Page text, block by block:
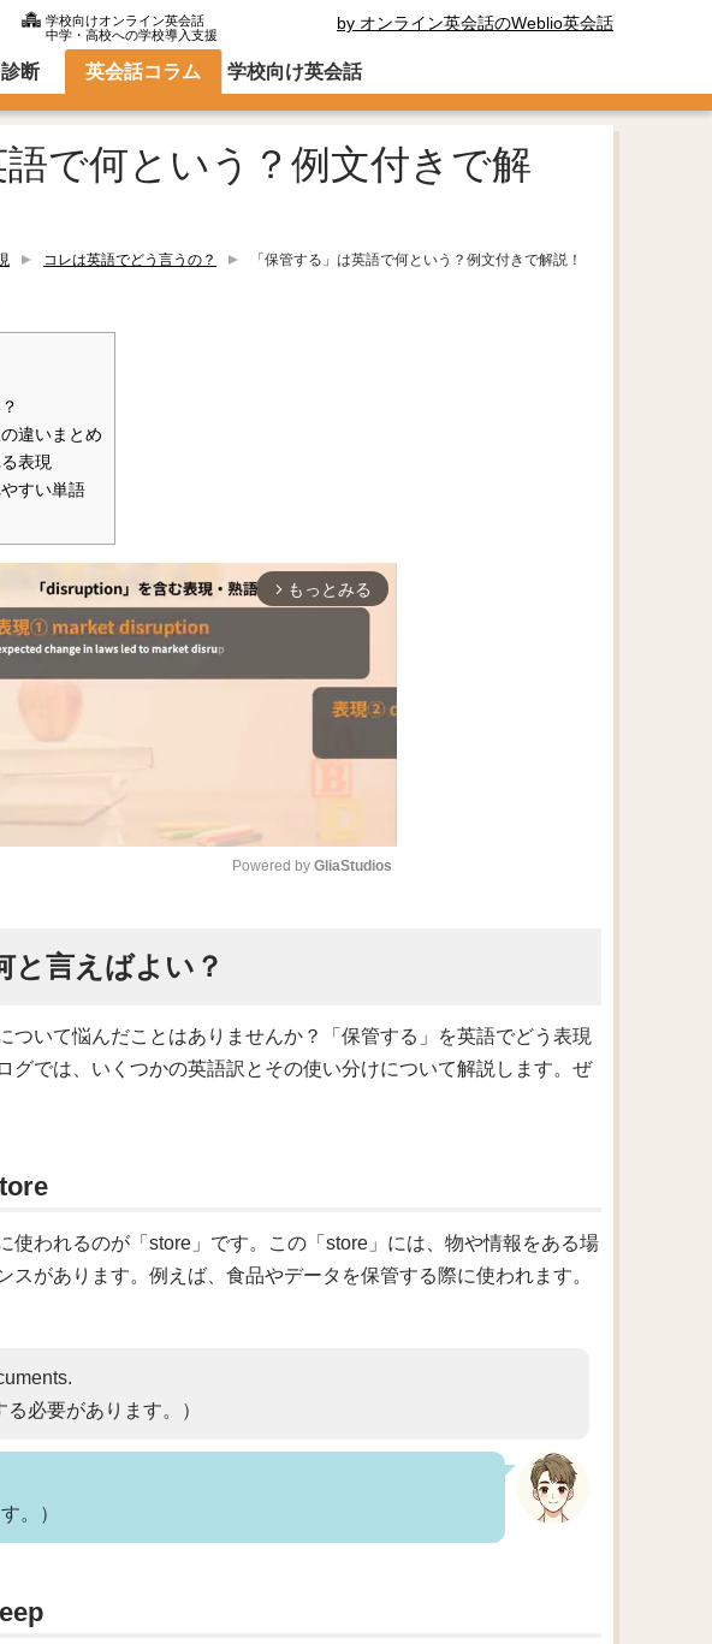
学校向けオンライン英会話
中学・高校への学校導入支援
by オンライン英会話のWeblio英会話
断 英会話コラム 学校向け英会話
語で何という？例文付きで解
コレは英語でどう言うの？ 「保管する」は英語で何という？例文付きで解説！
違いまとめ
表現
すい単語
arrow_forward_ios もっとみる
e
Powered by GliaStudios
と言えばよい？
ついて悩んだことはありませんか？「保管する」を英語でどう表現
グでは、いくつかの英語訳とその使い分けについて解説します。ぜ
使われるのが「store」です。この「store」には、物や情報をある場
スがあります。例えば、食品やデータを保管する際に使われます。
る必要があります。）
。）